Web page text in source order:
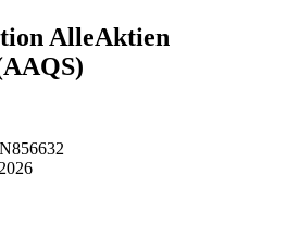
AlleAktien
856632